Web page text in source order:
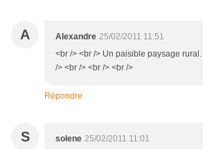
A Alexandre 25/02/2011 11:51
<br /> <br /> Un paisible paysage
/> <br /> <br /> <br />
Répondre
S solene 25/02/2011 11:01